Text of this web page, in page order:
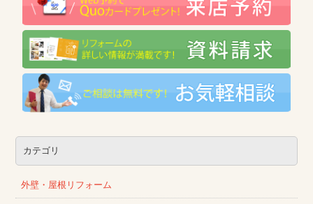
カテゴリ
外壁・屋根リフォーム